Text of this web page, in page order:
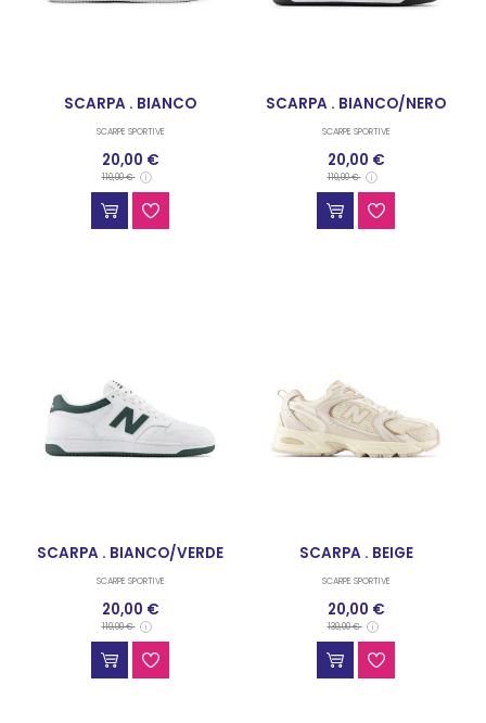
SCARPA . BIANCO
SCARPE SPORTIVE
20,00 €
110,00 €
SCARPA . BIANCO/NERO
SCARPE SPORTIVE
20,00 €
110,00 €
SCARPA . BIANCO/VERDE
SCARPE SPORTIVE
20,00 €
110,00 €
SCARPA . BEIGE
SCARPE SPORTIVE
20,00 €
130,00 €